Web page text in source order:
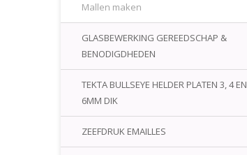
Mallen maken
GLASBEWERKING GEREEDSCHAP &
BENODIGDHEDEN
TEKTA BULLSEYE HELDER PLATEN 3, 4 EN
6MM DIK
ZEEFDRUK EMAILLES